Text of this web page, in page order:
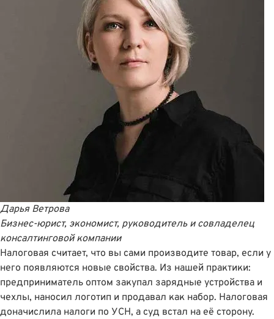
Дарья Ветрова
Бизнес-юрист, экономист, руководитель и совладелец
консалтинговой компании
Налоговая считает, что вы сами производите товар, если у
него появляются новые свойства. Из нашей практики:
предприниматель оптом закупал зарядные устройства и
чехлы, наносил логотип и продавал как набор. Налоговая
доначислила налоги по УСН, а суд встал на её сторону.